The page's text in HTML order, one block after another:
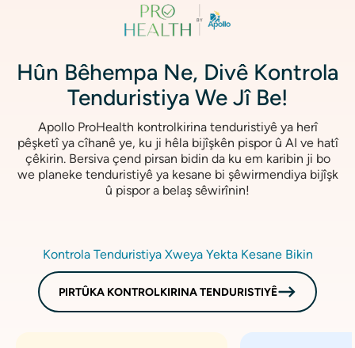
Hûn Bêhempa Ne, Divê Kontrola
Tenduristiya We Jî Be!
Apollo ProHealth kontrolkirina tenduristiyê ya herî
pêşketî ya cîhanê ye, ku ji hêla bijîşkên pispor û AI ve hatî
çêkirin. Bersiva çend pirsan bidin da ku em karibin ji bo
we planeke tenduristiyê ya kesane bi şêwirmendiya bijîşk
û pispor a belaş sêwirînin!
Kontrola Tenduristiya Xweya Yekta Kesane Bikin
PIRTÛKA KONTROLKIRINA TENDURISTIYÊ